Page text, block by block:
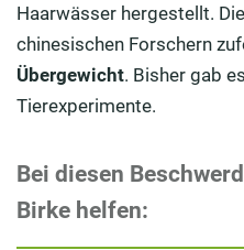
Haarwässer hergestellt.
chinesischen Forschern
Übergewicht. Bisher gab
Tierexperimente.
Bei diesen
Birke helfen: